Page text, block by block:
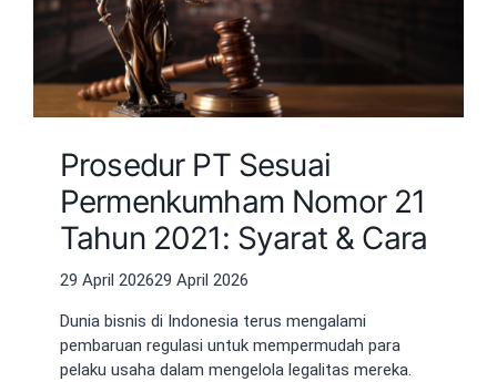
Prosedur PT Sesuai
Permenkumham Nomor 21
Tahun 2021: Syarat & Cara
29 April 202629 April 2026
Dunia bisnis di Indonesia terus mengalami
pembaruan regulasi untuk mempermudah para
pelaku usaha dalam mengelola legalitas mereka.